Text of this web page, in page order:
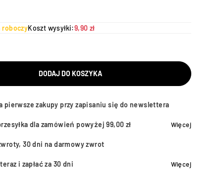
roboczyKoszt wysyłki:9,90 zł
DODAJ DO KOSZYKA
pierwsze zakupy przy zapisaniu się do newslettera
dla zamówień powyżej 99,00 zł Więcej
30 dni na darmowy zwrot
i zapłać za 30 dni Więcej